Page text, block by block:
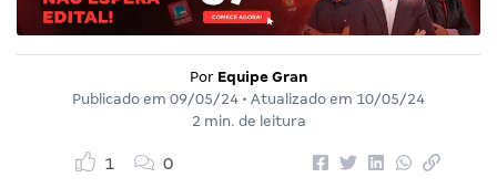
Por Equipe Gran
Publicado em 09/05/24 • Atualizado em 10/05/24
2 min. de leitura
1 0